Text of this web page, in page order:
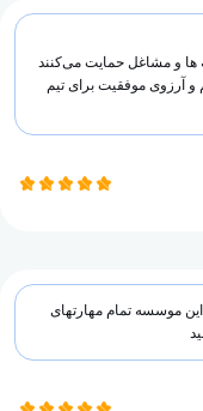
ها و مشاغل حمایت می‌کنند
آرزوی موفقیت برای تیم
موسسه تمام مهارتهای